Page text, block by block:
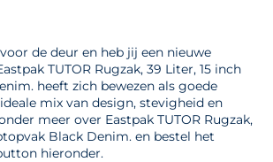
de deur en heb jij een nieuwe
TUTOR Rugzak, 39 Liter, 15 inch
heeft zich bewezen als goede
mix van design, stevigheid en
meer over Eastpak TUTOR Rugzak,
Black Denim. en bestel het
hieronder.